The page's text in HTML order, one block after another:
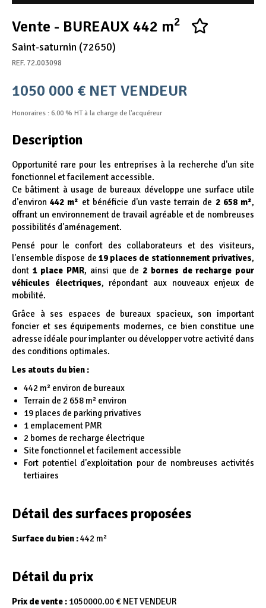
Vente - BUREAUX 442 m2
Saint-saturnin (72650)
REF. 72.003098
1050 000 € NET VENDEUR
Honoraires : 6.00 % HT à la charge de l'acquéreur
Description
Opportunité rare pour les entreprises à la recherche d'un site
fonctionnel et facilement accessible.
Ce bâtiment à usage de bureaux développe une surface utile
d'environ442 m² et bénéficie d'un vaste terrain de 2 658 m²,
offrant un environnement de travail agréable et de nombreuses
possibilités d'aménagement.
Pensé pour le confort des collaborateurs et des visiteurs,
l'ensemble dispose de 19 places de stationnement privatives,
dont 1 place PMR, ainsi que de 2 bornes de recharge pour
véhicules électriques, répondant aux nouveaux enjeux de
mobilité.
Grâce à ses espaces de bureaux spacieux, son important
foncier et ses équipements modernes, ce bien constitue une
adresse idéale pour implanter ou développer votre activité dans
des conditions optimales.
Les atouts du bien :
442 m² environ de bureaux
Terrain de 2 658 m² environ
19 places de parking privatives
1 emplacement PMR
2 bornes de recharge électrique
Site fonctionnel et facilement accessible
Fort potentiel d'exploitation pour de nombreuses activités
tertiaires
Détail des surfaces proposées
Surface du bien :442 m²
Détail du prix
Prix de vente : 1050000.00 € NET VENDEUR